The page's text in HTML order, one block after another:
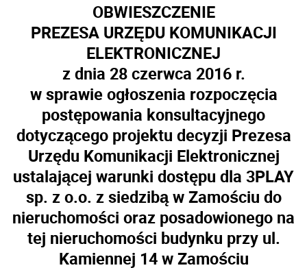
OBWIESZCZENIE
PREZESA URZĘDU KOMUNIKACJI
ELEKTRONICZNEJ
z dnia 28 czerwca 2016 r.
w sprawie ogłoszenia rozpoczęcia
postępowania konsultacyjnego
dotyczącego projektu decyzji Prezesa
Urzędu Komunikacji Elektronicznej
ustalającej warunki dostępu dla 3PLAY
sp. z o.o. z siedzibą w Zamościu do
nieruchomości oraz posadowionego na
tej nieruchomości budynku przy ul.
Kamiennej 14 w Zamościu